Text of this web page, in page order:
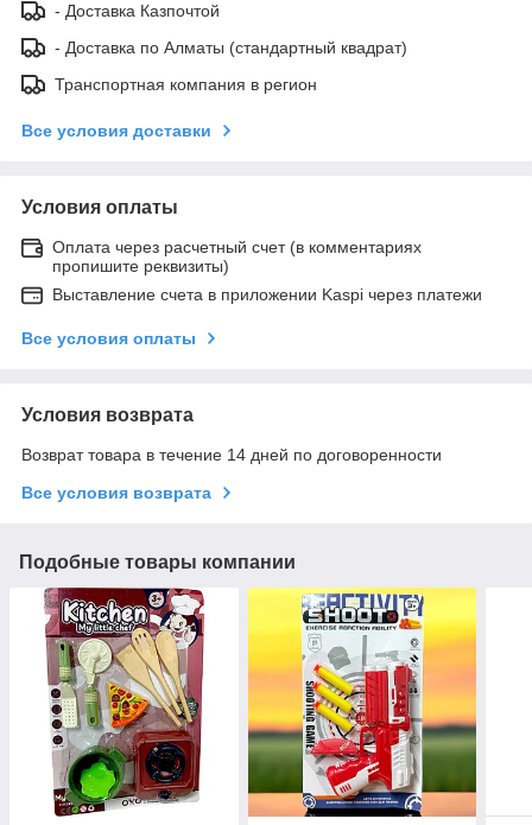
- Доставка Казпочтой
- Доставка по Алматы (стандартный квадрат)
Транспортная компания в регион
Все условия доставки
Условия оплаты
Оплата через расчетный счет (в комментариях
пропишите реквизиты)
Выставление счета в приложении Kaspi через платежи
Все условия оплаты
Условия возврата
Возврат товара в течение 14 дней по договоренности
Все условия возврата
Подобные товары компании